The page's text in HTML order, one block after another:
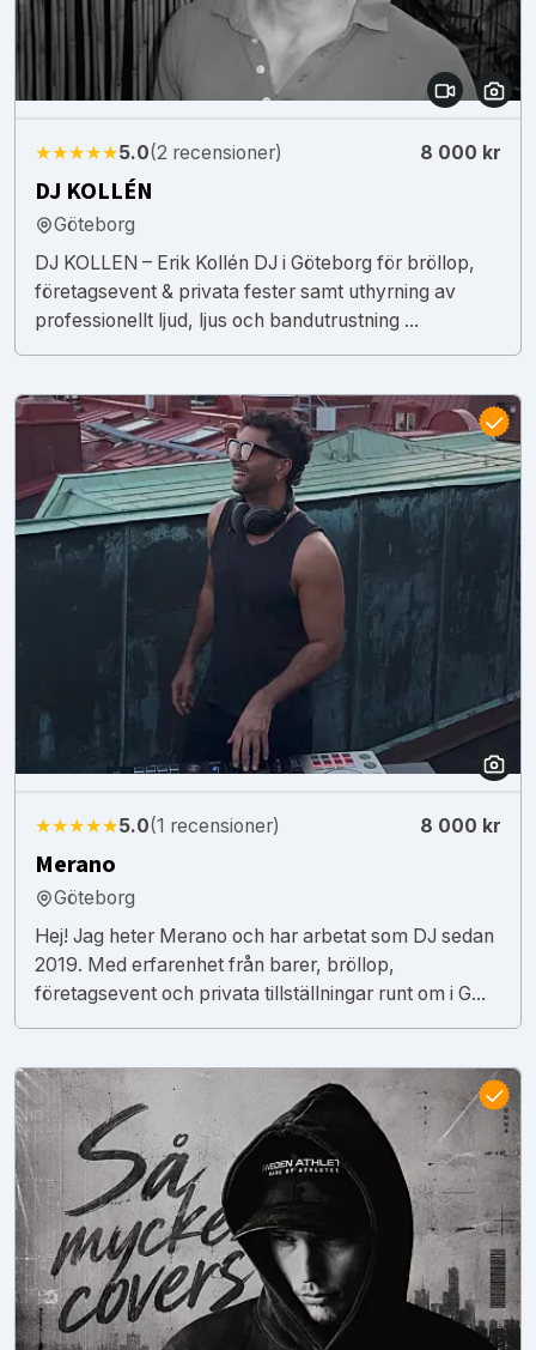
★★★★★5.0(2 recensioner) 8 000 kr
DJ KOLLÉN
Göteborg
DJ KOLLEN – Erik Kollén DJ i Göteborg för bröllop,
företagsevent & privata fester samt uthyrning av
professionellt ljud, ljus och bandutrustning ...
★★★★★5.0(1 recensioner) 8 000 kr
Merano
Göteborg
Hej! Jag heter Merano och har arbetat som DJ sedan
2019. Med erfarenhet från barer, bröllop,
företagsevent och privata tillställningar runt om i G...